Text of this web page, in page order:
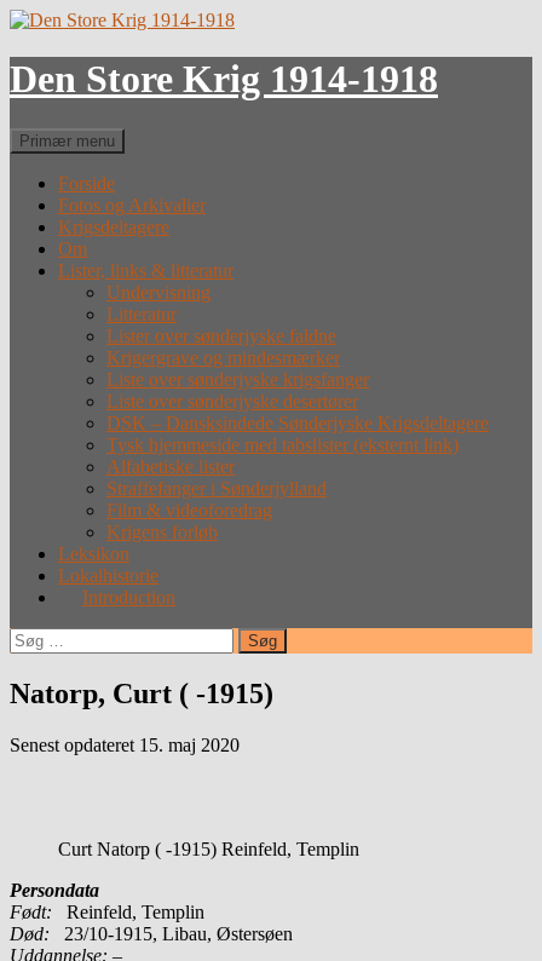
Hop
indhold
Den Store Krig 1914-1918
Søg
Primær menu
Forside
Fotos og Arkivalier
Krigsdeltagere
Om
Lister, links & litteratur
Undervisning
Litteratur
Lister over sønderjyske faldne
Krigergrave og mindesmærker
Liste over sønderjyske krigsfanger
Liste over sønderjyske desertører
DSK – Dansksindede Sønderjyske Krigsdeltagere
Tysk hjemmeside med tabslister (eksternt link)
Alfabetiske lister
Straffefanger i Sønderjylland
Film & videoforedrag
Krigens forløb
Leksikon
Lokalhistorie
Introduction
Søg
efter:
Natorp, Curt ( -1915)
Senest opdateret 15. maj 2020
Curt Natorp ( -1915) Reinfeld, Templin
Persondata
Født: Reinfeld, Templin
Død: 23/10-1915, Libau, Østersøen
Uddannelse: –